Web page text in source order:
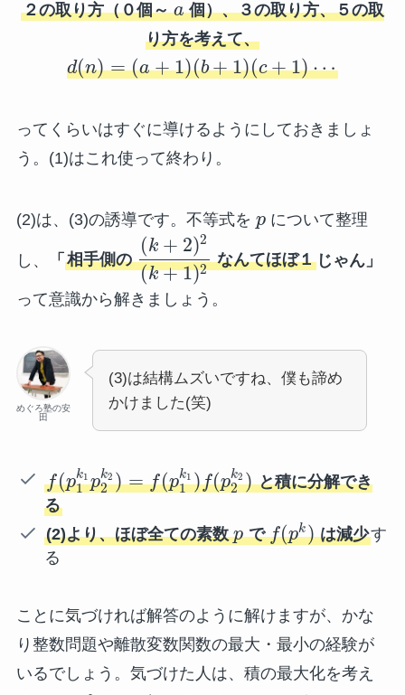
２の取り方（０個～a個）、３の取り方、５の取
り方を考えて、
d(n) = (a +1)(b +1)(c +1)⋯
ってくらいはすぐに導けるようにしておきましょ
う。(1)はこれ使って終わり。
(2)は、(3)の誘導です。不等式を p について整理
し、 「 相手側の
(k + 2)2
(k +1)2
なんてほぼ１じゃん」
って意識から解きましょう。
めぐろ塾の安
田
(3)は結構ムズいですね、僕も諦め
かけました(笑)
f(pk1
1 pk2
2 ) = f(pk1
1 )f(pk2
2 )と積に分解でき
る
(2)より、ほぼ全ての素数pでf(pk)は減少す
る
ことに気づければ解答のように解けますが、かな
り整数問題や離散変数関数の最大・最小の経験が
いるでしょう。気づけた人は、積の最大化を考え